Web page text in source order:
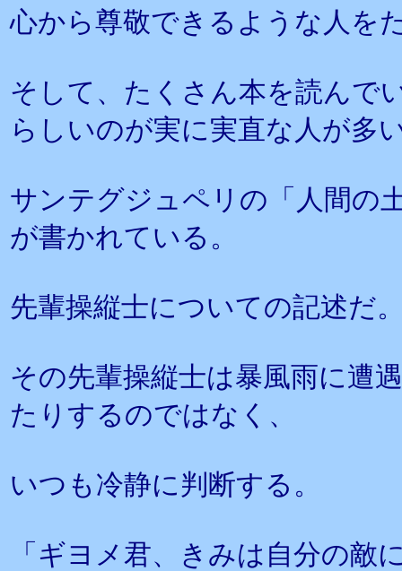
心から尊敬できるような人を
そして、たくさん本を読んで
らしいのが実に実直な人が多
サンテグジュペリの「人間の
が書かれている。
先輩操縦士についての記述だ
その先輩操縦士は暴風雨に遭
たりするのではなく、
いつも冷静に判断する。
「ギヨメ君、きみは自分の